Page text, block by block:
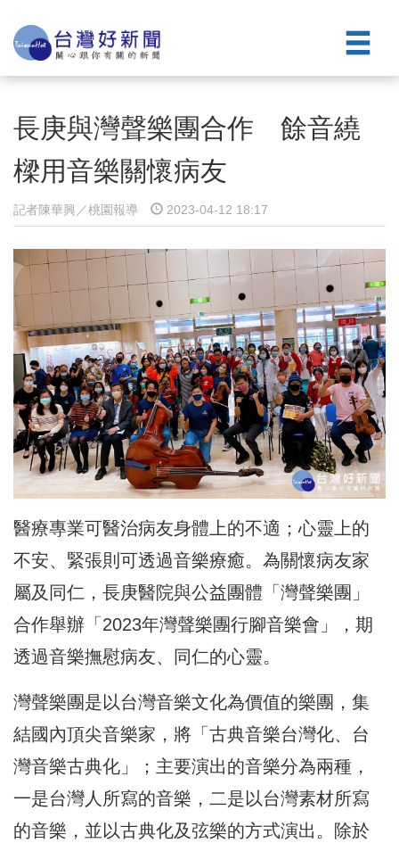
長庚與灣聲樂團合作 餘音繞
樑用音樂關懷病友
記者陳華興／桃園報導 2023-04-12 18:17
醫療專業可醫治病友身體上的不適；心靈上的
不安、緊張則可透過音樂療癒。 為關懷病友家
屬及同仁，長庚醫院與公益團體「灣聲樂團」
合作舉辦「2023年灣聲樂團行腳音樂會」，期
透過音樂撫慰病友、同仁的心靈。
灣聲樂團是以台灣音樂文化為價值的樂團，集
結國內頂尖音樂家，將「古典音樂台灣化、台
灣音樂古典化」；主要演出的音樂分為兩種，
一是台灣人所寫的音樂，二是以台灣素材所寫
的音樂，並以古典化及弦樂的方式演出。除於